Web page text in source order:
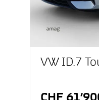
VW ID.7